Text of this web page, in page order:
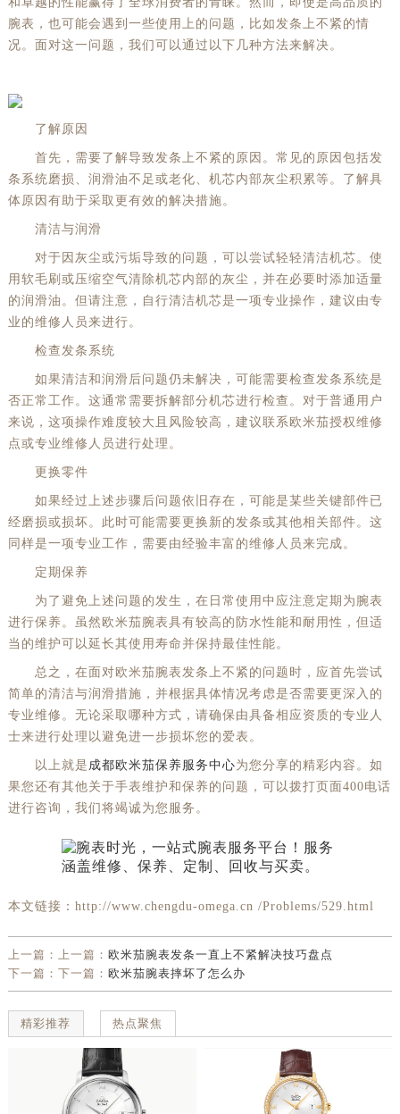
腕表，也可能会遇到一些使用上的问题，比如发条上不紧的情
况。面对这一问题，我们可以通过以下几种方法来解决。
了解原因
首先，需要了解导致发条上不紧的原因。常见的原因包括发
条系统磨损、润滑油不足或老化、机芯内部灰尘积累等。了解具
体原因有助于采取更有效的解决措施。
清洁与润滑
对于因灰尘或污垢导致的问题，可以尝试轻轻清洁机芯。使
用软毛刷或压缩空气清除机芯内部的灰尘，并在必要时添加适量
的润滑油。但请注意，自行清洁机芯是一项专业操作，建议由专
业的维修人员来进行。
检查发条系统
如果清洁和润滑后问题仍未解决，可能需要检查发条系统是
否正常工作。这通常需要拆解部分机芯进行检查。对于普通用户
来说，这项操作难度较大且风险较高，建议联系欧米茄授权维修
点或专业维修人员进行处理。
更换零件
如果经过上述步骤后问题依旧存在，可能是某些关键部件已
经磨损或损坏。此时可能需要更换新的发条或其他相关部件。这
同样是一项专业工作，需要由经验丰富的维修人员来完成。
定期保养
为了避免上述问题的发生，在日常使用中应注意定期为腕表
进行保养。虽然欧米茄腕表具有较高的防水性能和耐用性，但适
当的维护可以延长其使用寿命并保持最佳性能。
总之，在面对欧米茄腕表发条上不紧的问题时，应首先尝试
简单的清洁与润滑措施，并根据具体情况考虑是否需要更深入的
专业维修。无论采取哪种方式，请确保由具备相应资质的专业人
士来进行处理以避免进一步损坏您的爱表。
以上就是 成都欧米茄保养服务中心为您分享的精彩内容。如
果您还有其他关于手表维护和保养的问题，可以拨打页面400电话
进行咨询，我们将竭诚为您服务。
本文链接：http://www.chengdu-omega.cn /Problems/529.html
上一篇：上一篇： 欧米茄腕表发条一直上不紧解决技巧盘点
下一篇：下一篇： 欧米茄腕表摔坏了怎么办
精彩推荐 热点聚焦